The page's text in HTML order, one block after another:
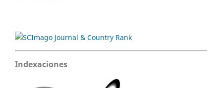
Indexaciones